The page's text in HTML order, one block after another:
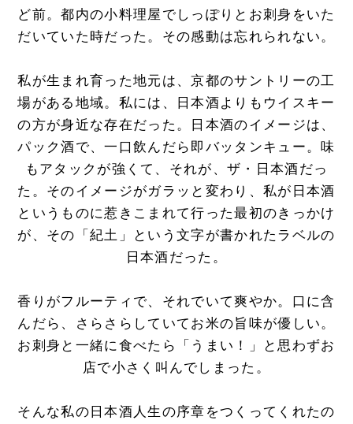
ど前。都内の小料理屋でしっぽりとお刺身をいた
だいていた時だった。その感動は忘れられない。
私が生まれ育った地元は、京都のサントリーの工
場がある地域。私には、日本酒よりもウイスキー
の方が身近な存在だった。日本酒のイメージは、
パック酒で、一口飲んだら即バッタンキュー。味
もアタックが強くて、それが、ザ・日本酒だっ
た。そのイメージがガラッと変わり、私が日本酒
というものに惹きこまれて行った最初のきっかけ
が、その「紀土」という文字が書かれたラベルの
日本酒だった。
香りがフルーティで、それでいて爽やか。口に含
んだら、さらさらしていてお米の旨味が優しい。
お刺身と一緒に食べたら「うまい！」と思わずお
店で小さく叫んでしまった。
そんな私の日本酒人生の序章をつくってくれたの